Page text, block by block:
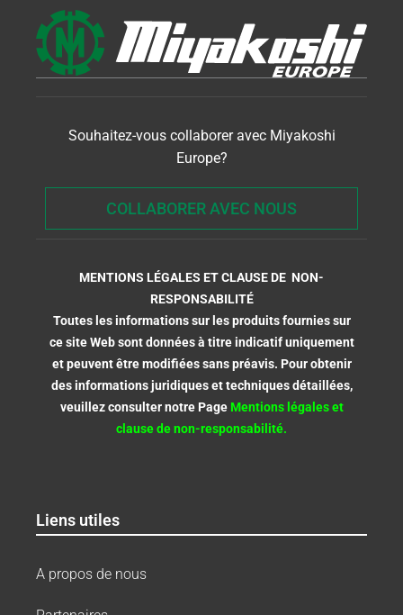
Souhaitez-vous collaborer avec Miyakoshi
Europe?
COLLABORER AVEC NOUS
MENTIONS LÉGALES ET CLAUSE DE NON-
RESPONSABILITÉ
Toutes les informations sur les produits fournies sur
ce site Web sont données à titre indicatif uniquement
et peuvent être modifiées sans préavis. Pour obtenir
des informations juridiques et techniques détaillées,
veuillez consulter notre Page Mentions légales et
clause de non-responsabilité.
Liens utiles
A propos de nous